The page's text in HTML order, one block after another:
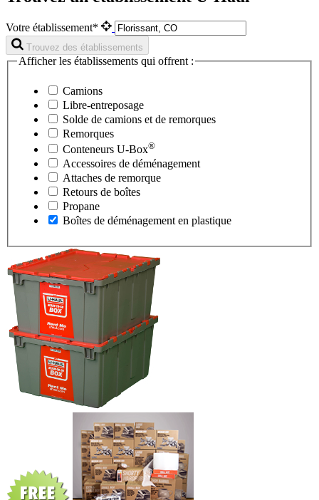
Votre établissement*
Trouvez des établissements
Afficher les établissements qui offrent :
Camions
Libre-entreposage
Solde de camions et de remorques
Remorques
Conteneurs U-Box®
Accessoires de déménagement
Attaches de remorque
Retours de boîtes
Propane
Boîtes de déménagement en plastique